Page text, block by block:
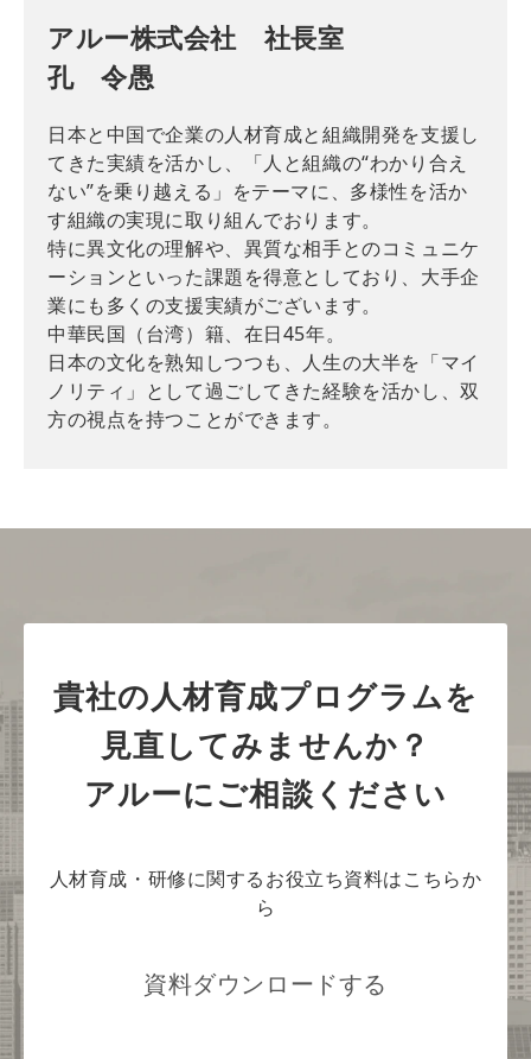
アルー株式会社 社長室
孔 令愚
日本と中国で企業の人材育成と組織開発を支援し
てきた実績を活かし、「人と組織の“わかり合え
ない”を乗り越える」をテーマに、多様性を活か
す組織の実現に取り組んでおります。
特に異文化の理解や、異質な相手とのコミュニケ
ーションといった課題を得意としており、大手企
業にも多くの支援実績がございます。
中華民国（台湾）籍、在日45年。
日本の文化を熟知しつつも、人生の大半を「マイ
ノリティ」として過ごしてきた経験を活かし、双
方の視点を持つことができます。
貴社の人材育成プログラムを
見直してみませんか？
アルーにご相談ください
人材育成・研修に関するお役立ち資料はこちらか
ら
資料ダウンロードする